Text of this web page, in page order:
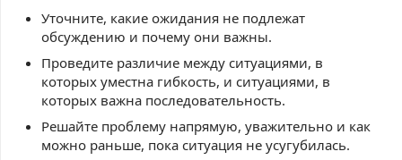
Уточните, какие ожидания не подлежат
обсуждению и почему они важны.
Проведите различие между ситуациями, в
которых уместна гибкость, и ситуациями, в
которых важна последовательность.
Решайте проблему напрямую, уважительно и как
можно раньше, пока ситуация не усугубилась.